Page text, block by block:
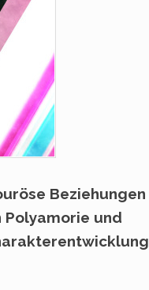
Beziehungen
und